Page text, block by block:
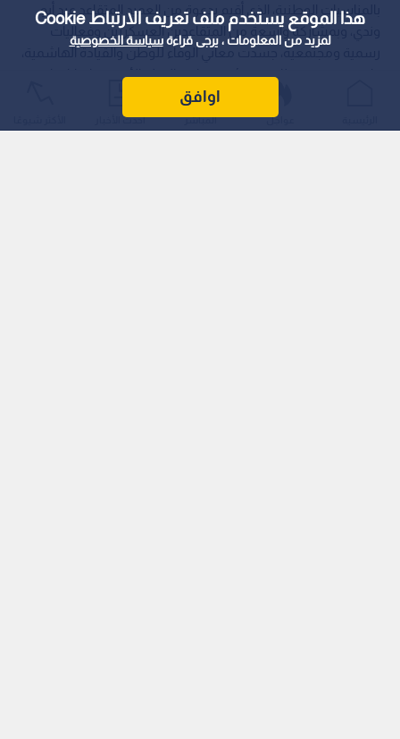
هذا الموقع يستخدم ملف تعريف الارتباط Cookie
لمزيد من المعلومات ، يرجى قراءةسياسة الخصوصية
اوافق
بالمناسبات الوطنية، الذي أقيم بدعوة من العميد المتقاعد عيد أبو
وندي، وبمشاركة واسعة من المتقاعدين العسكريين وفعاليات
رسمية ومجتمعية، جسدت معاني الوفاء للوطن والقيادة الهاشمية،
واستحضرت محطات مضيئة من تاريخ الدولة الأردنية وإنجازاتها.
عواجل المباشر أحدث الأخبار